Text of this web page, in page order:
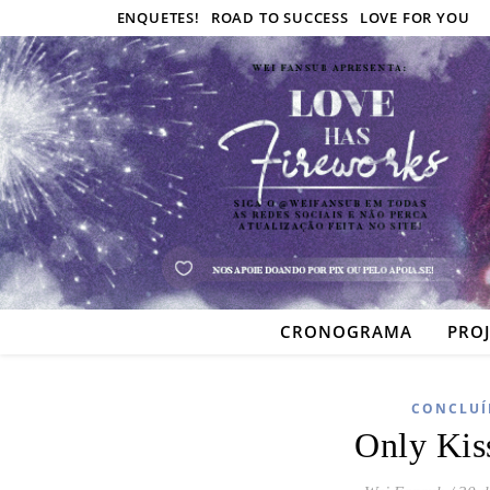
ENQUETES! ROAD TO SUCCESS LOVE FOR YOU
CRONOGRAMA
Only